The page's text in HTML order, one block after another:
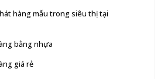
hàng mẫu trong siêu thị tại
bằng nhựa
giá rẻ